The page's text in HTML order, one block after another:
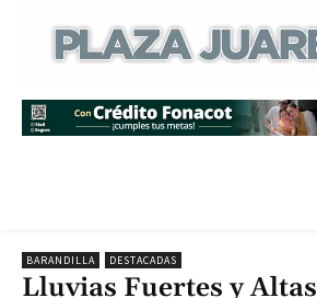
BARANDILLA DESTACADAS
Lluvias Fuertes y Altas